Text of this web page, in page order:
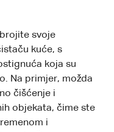
svoje
kuće, s
koja su
Na primjer, možda
čišćenje i
objekata, čime ste
i